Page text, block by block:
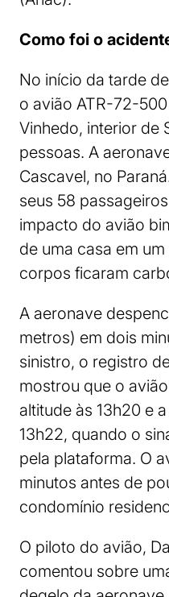
Como foi o
No início da tarde
o avião ATR-72-
Vinhedo, interior de
pessoas. A
Cascavel, no
seus 58
impacto do avião
de uma casa em
corpos ficaram
A aeronave
metros) em dois
sinistro, o registro
mostrou que o
altitude às 13h20 e
13h22, quando o
pela plataforma. O
minutos antes de
condomínio
O piloto do avião,
comentou sobre